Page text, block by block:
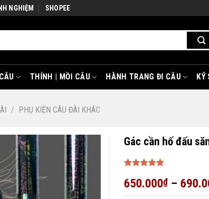
NGHIỆM SHOPEE
THÍNH | MỒI CÂU HÀNH TRANG ĐI CÂU KÝ
/ PHỤ KIỆN CÂU ĐÀI KHÁC
Gác cần hố đấu
hạng 55
650.000₫–